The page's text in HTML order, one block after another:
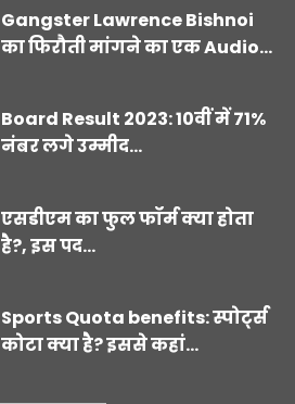
Gangster Lawrence Bishnoi
का फिरौती मांगने का एक Audio...
Board Result 2023: 10वीं में 71%
नंबर लगे उम्मीद...
एसडीएम का फुल फॉर्म क्या होता
है?, इस पद...
Sports Quota benefits: स्पोर्ट्स
कोटा क्या है? इससे कहां...